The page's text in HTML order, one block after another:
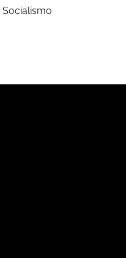
Socialismo